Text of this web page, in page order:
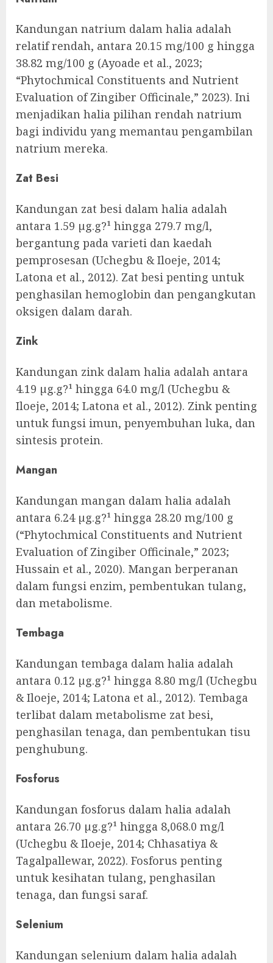
Kandungan natrium dalam halia adalah
relatif rendah, antara 20.15 mg/100 g hingga
38.82 mg/100 g (Ayoade et al., 2023;
“Phytochmical Constituents and Nutrient
Evaluation of Zingiber Officinale,” 2023). Ini
menjadikan halia pilihan rendah natrium
bagi individu yang memantau pengambilan
natrium mereka.
Zat Besi
Kandungan zat besi dalam halia adalah
antara 1.59 µg.g?¹ hingga 279.7 mg/l,
bergantung pada varieti dan kaedah
pemprosesan (Uchegbu & Iloeje, 2014;
Latona et al., 2012). Zat besi penting untuk
penghasilan hemoglobin dan pengangkutan
oksigen dalam darah.
Zink
Kandungan zink dalam halia adalah antara
4.19 µg.g?¹ hingga 64.0 mg/l (Uchegbu &
Iloeje, 2014; Latona et al., 2012). Zink penting
untuk fungsi imun, penyembuhan luka, dan
sintesis protein.
Mangan
Kandungan mangan dalam halia adalah
antara 6.24 µg.g?¹ hingga 28.20 mg/100 g
(“Phytochmical Constituents and Nutrient
Evaluation of Zingiber Officinale,” 2023;
Hussain et al., 2020). Mangan berperanan
dalam fungsi enzim, pembentukan tulang,
dan metabolisme.
Tembaga
Kandungan tembaga dalam halia adalah
antara 0.12 µg.g?¹ hingga 8.80 mg/l (Uchegbu
& Iloeje, 2014; Latona et al., 2012). Tembaga
terlibat dalam metabolisme zat besi,
penghasilan tenaga, dan pembentukan tisu
penghubung.
Fosforus
Kandungan fosforus dalam halia adalah
antara 26.70 µg.g?¹ hingga 8,068.0 mg/l
(Uchegbu & Iloeje, 2014; Chhasatiya &
Tagalpallewar, 2022). Fosforus penting
untuk kesihatan tulang, penghasilan
tenaga, dan fungsi saraf.
Selenium
Kandungan selenium dalam halia adalah